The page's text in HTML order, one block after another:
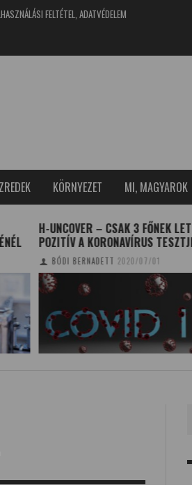
FELTÉTEL, ADATVÉDELEM
KÖRNYEZET MI, MAGYAROK
H-UNCOVER – CSAK 3 FŐNEK
POZITÍV A KORONAVÍRUS
BÓDI BERNADETT 2020/07/01